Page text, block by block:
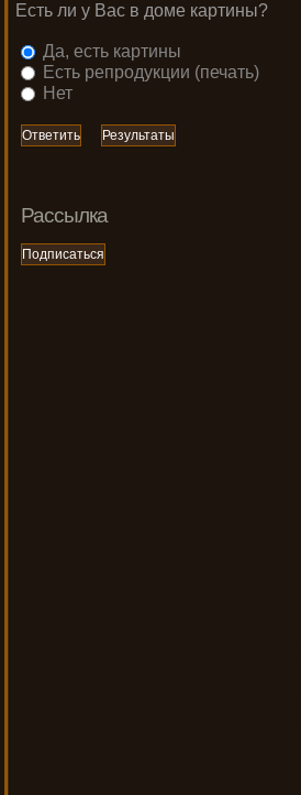
Есть ли у Вас в доме картины?
Да, есть картины
Есть репродукции (печать)
Нет
Рассылка